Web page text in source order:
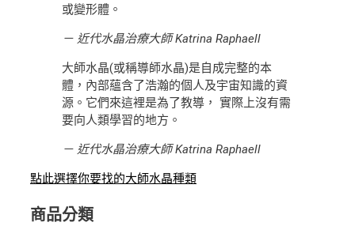
或變形體。
－ 近代水晶治療大師 Katrina Raphaell
大師水晶(或稱導師水晶)是自成完整的本
體，內部蘊含了浩瀚的個人及宇宙知識的資
源。它們來這裡是為了教導， 實際上沒有需
要向人類學習的地方。
－ 近代水晶治療大師 Katrina Raphaell
點此選擇你要找的大師水晶種類
商品分類